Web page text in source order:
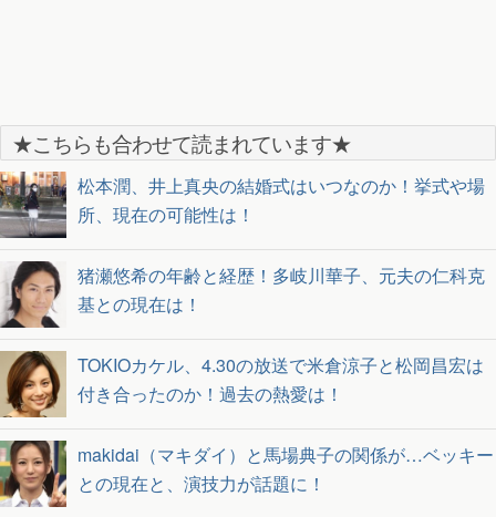
★こちらも合わせて読まれています★
松本潤、井上真央の結婚式はいつなのか！挙式や場
所、現在の可能性は！
猪瀬悠希の年齢と経歴！多岐川華子、元夫の仁科克
基との現在は！
TOKIOカケル、4.30の放送で米倉涼子と松岡昌宏は
付き合ったのか！過去の熱愛は！
makidai（マキダイ）と馬場典子の関係が…ベッキー
との現在と、演技力が話題に！